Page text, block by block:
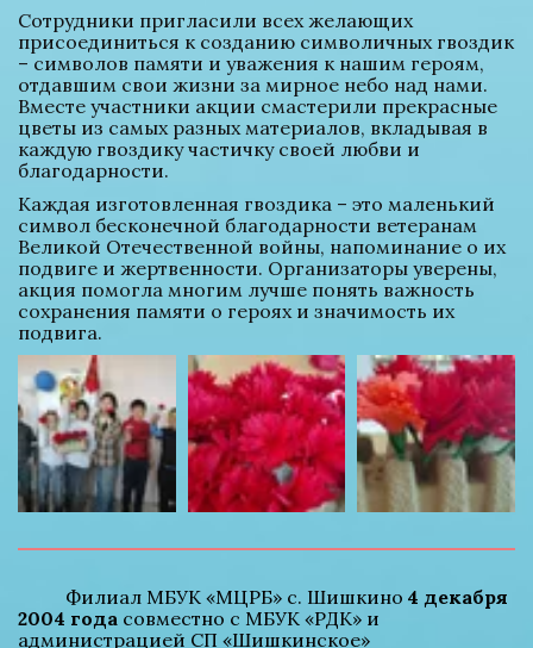
Сотрудники пригласили всех желающих
присоединиться к созданию символичных гвоздик
– символов памяти и уважения к нашим героям,
отдавшим свои жизни за мирное небо над нами.
Вместе участники акции смастерили прекрасные
цветы из самых разных материалов, вкладывая в
каждую гвоздику частичку своей любви и
благодарности.
Каждая изготовленная гвоздика – это маленький
символ бесконечной благодарности ветеранам
Великой Отечественной войны, напоминание о их
подвиге и жертвенности. Организаторы уверены,
акция помогла многим лучше понять важность
сохранения памяти о героях и значимость их
подвига.
          Филиал МБУК «МЦРБ» с. Шишкино
4 декабря
2004 года совместно с МБУК «РДК» и